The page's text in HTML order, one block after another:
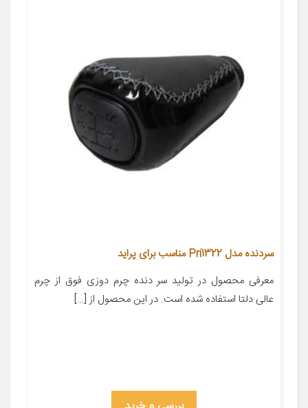
سردنده مدل Pri1322 مناسب برای پراید
معرفی محصول در تولید سر دنده چرم دوزی فوق از چرم
عالی دلتا استفاده شده است. در این محصول از […]